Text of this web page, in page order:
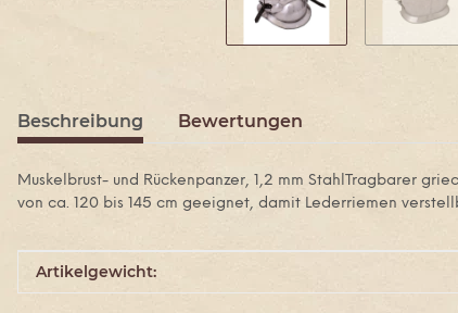
Beschreibung Bewertungen
Muskelbrust- und Rückenpanzer, 1,2 mm StahlTragbarer
von ca. 120 bis 145 cm geeignet, damit Lederriemen
Produkteigenschaft
Wert
Artikelgewicht: